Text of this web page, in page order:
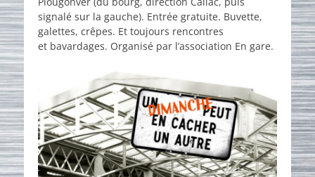
signalé sur la gauche). Entrée gratuite. Buvette,
galettes, crêpes. Et toujours rencontres
et bavardages. Organisé par l’association En gare.